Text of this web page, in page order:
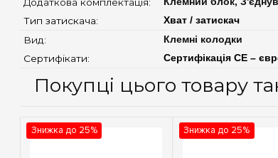
Тип затискача: Хват / затискач
Вид: Клемні колодки
Сертифікати: Сертифікація CE –
Покупці цього товару
Знижка до 25% Знижка до 25%